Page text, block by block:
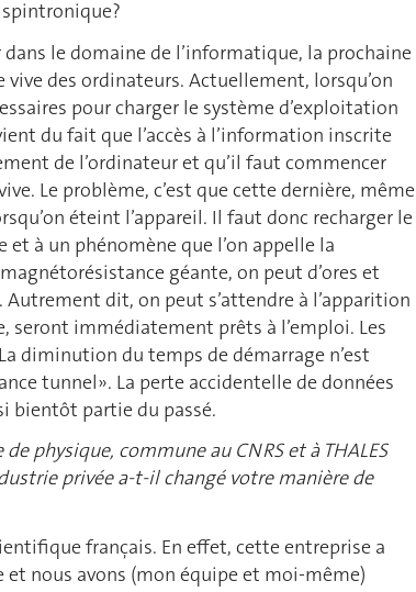
le domaine de l’informatique, la prochaine
des ordinateurs. Actuellement, lorsqu’on
pour charger le système d’exploitation
du fait que l’accès à l’information inscrite
de l’ordinateur et qu’il faut commencer
Le problème, c’est que cette dernière, même
éteint l’appareil. Il faut donc recharger le
à un phénomène que l’on appelle la
géante, on peut d’ores et
dit, on peut s’attendre à l’apparition
seront immédiatement prêts à l’emploi. Les
diminution du temps de démarrage n’est
tunnel». La perte accidentelle de données
bientôt partie du passé.
physique, commune au CNRS et à THALES
privée a-t-il changé votre manière de
français. En effet, cette entreprise a
nous avons (mon équipe et moi-même)